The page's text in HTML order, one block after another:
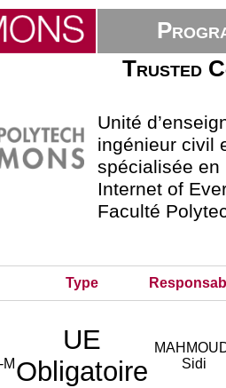
Trusted
Unité
ingénieur civil
spécialisée en
Internet of
Faculté
Type
M
UE
Obligatoire
Sidi